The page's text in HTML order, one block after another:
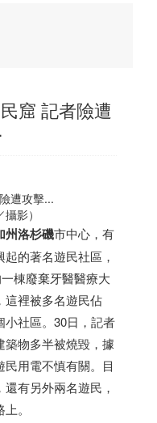
窟 記者險遭
影）
州洛杉磯市中心，有
的著名遊民社區，
棟廢棄牙醫醫療大
這裡被多名遊民佔
社區。30日，記者
物多半被燒毀，據
用電不慎有關。目
有另外兩名遊民，
。